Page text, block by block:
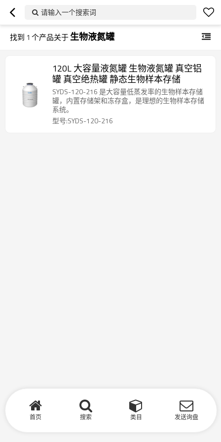
请输入一个搜索词
找到 1 个产品关于生物液氮罐
120L 大容量液氮罐 生物液氮罐 真空铝
罐 真空绝热罐 静态生物样本存储
SYDS-120-216 是大容量低蒸发率的生物样本存储
罐，内置存储架和冻存盒，是理想的生物样本存储
系统。
型号:SYDS-120-216
首页 搜索 类目 发送询盘